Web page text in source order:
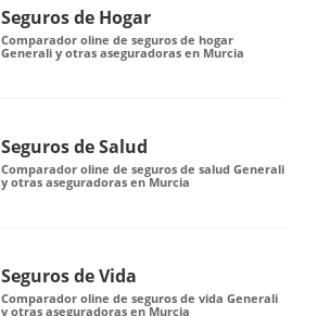
Seguros de Hogar
Comparador oline de seguros de hogar
Generali y otras aseguradoras en Murcia
Seguros de Salud
Comparador oline de seguros de salud Generali
y otras aseguradoras en Murcia
Seguros de Vida
Comparador oline de seguros de vida Generali
y otras aseguradoras en Murcia